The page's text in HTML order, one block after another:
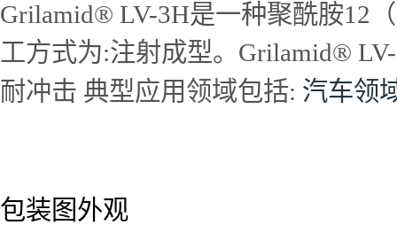
Grilamid® LV-3H是一种聚酰胺12
工方式为:注射成型。Grilamid®
耐冲击 典型应用领域包括: 汽车领
包装图外观